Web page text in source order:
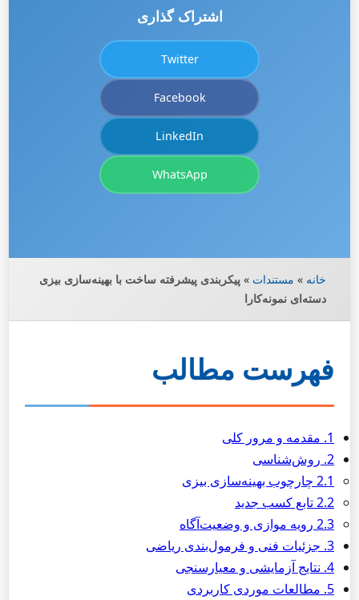
اشتراک گذاری
Twitter
Facebook
LinkedIn
WhatsApp
خانه » مستندات » پیکربندی پیشرفته ساخت با بهینه‌سازی بیزی
دسته‌ای نمونه‌کارا
فهرست مطالب
1. مقدمه و مرور کلی
2. روش‌شناسی
2.1 چارچوب بهینه‌سازی بیزی
2.2 تابع کسب جدید
2.3 رویه موازی و وضعیت‌آگاه
3. جزئیات فنی و فرمول‌بندی ریاضی
4. نتایج آزمایشی و معیارسنجی
5. مطالعات موردی کاربردی